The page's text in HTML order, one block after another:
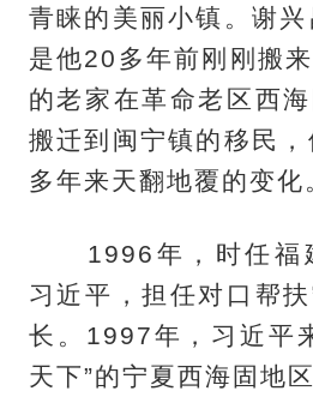
青睐的美丽小镇。谢
是他20多年前刚刚搬
的老家在革命老区西
搬迁到闽宁镇的移民
多年来天翻地覆的变化
1996年，时任福
习近平，担任对口帮
长。1997年，习近平
天下”的宁夏西海固地